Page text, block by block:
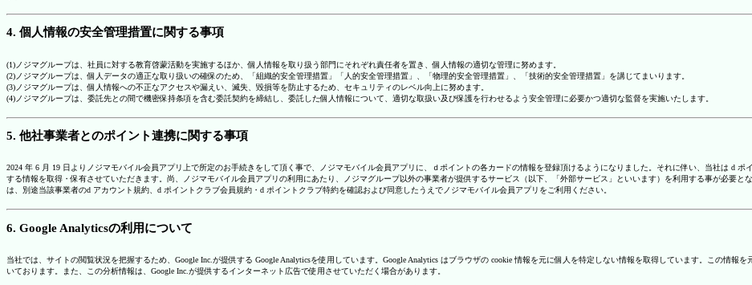
4. 個人情報の安全管理措置に関する事項
(1)ノジマグループは、社員に対する教育啓蒙活動を実施するほか、個人情報を取り扱う部門にそれぞれ責任者を置き、個人情報の適切な管理に努めます。
(2)ノジマグループは、個人データの適正な取り扱いの確保のため、「組織的安全管理措置」「人的安全管理措置」、「物理的安全管理措置」、「技術的安全管理措置」を講じてまいります。
(3)ノジマグループは、個人情報への不正なアクセスや漏えい、滅失、毀損等を防止するため、セキュリティのレベル向上に努めます。
(4)ノジマグループは、委託先との間で機密保持条項を含む委託契約を締結し、委託した個人情報について、適切な取扱い及び保護を行わせるよう安全管理に必要かつ適切な監督を実施いたします。
5. 他社事業者とのポイント連携に関する事項
2024 年 6 月 19 日よりノジマモバイル会員アプリ上で所定のお手続きをして頂く事で、ノジマモバイル会員アプリに、ｄポイントの各カードの情報を登録頂けるようになりました。それに伴い、当社は d
する情報を取得・保有させていただきます。尚、ノジマモバイル会員アプリの利用にあたり、ノジマグループ以外の事業者が提供するサービス（以下、「外部サービス」といいます）を利用する事が必要
は、別途当該事業者のd アカウント規約、d ポイントクラブ会員規約・d ポイントクラブ特約を確認および同意したうえでノジマモバイル会員アプリをご利用ください。
6. Google Analyticsの利用について
当社では、サイトの閲覧状況を把握するため、Google Inc.が提供する Google Analyticsを使用しています。Google Analytics はブラウザの cookie 情報を元に個人を特定しない情報を取得しています。この情
いております。また、この分析情報は、Google Inc.が提供するインターネット広告で使用させていただく場合があります。